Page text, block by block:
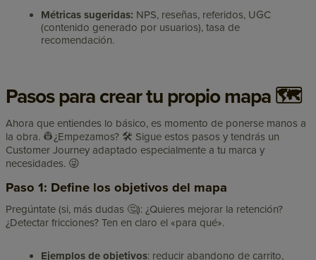
Métricas sugeridas: NPS, reseñas, referidos, UGC
(contenido generado por usuarios), tasa de
recomendación.
Pasos para crear tu propio mapa 🗺️
Ahora que entiendes lo básico, es momento de ponerse manos a
la obra. 👷¿Empezamos? 🛠️ Sigue estos pasos y tendrás un
Customer Journey adaptado especialmente a tu marca y
necesidades. 😜
Paso 1: Define los objetivos del mapa
Pregúntate (si, más dudas 🤔): ¿Quieres mejorar la retención?
¿Detectar fricciones? Ten en claro el «para qué».
Ejemplos de objetivos: reducir abandono de carrito,